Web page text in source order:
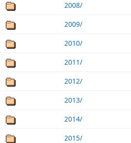
2008/
2009/
2010/
2011/
2012/
2013/
2014/
2015/